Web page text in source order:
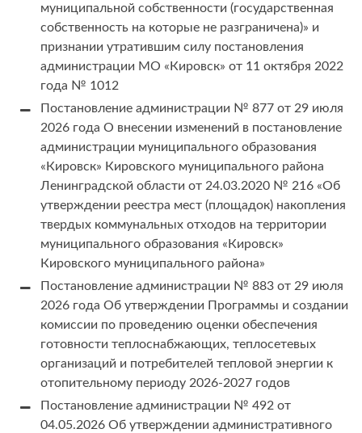
муниципальной собственности (государственная
собственность на которые не разграничена)» и
признании утратившим силу постановления
администрации МО «Кировск» от 11 октября 2022
года № 1012
Постановление администрации № 877 от 29 июля
2026 года О внесении изменений в постановление
администрации муниципального образования
«Кировск» Кировского муниципального района
Ленинградской области от 24.03.2020 № 216 «Об
утверждении реестра мест (площадок) накопления
твердых коммунальных отходов на территории
муниципального образования «Кировск»
Кировского муниципального района»
Постановление администрации № 883 от 29 июля
2026 года Об утверждении Программы и создании
комиссии по проведению оценки обеспечения
готовности теплоснабжающих, теплосетевых
организаций и потребителей тепловой энергии к
отопительному периоду 2026-2027 годов
Постановление администрации № 492 от
04.05.2026 Об утверждении административного